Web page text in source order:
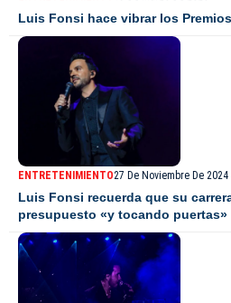
Luis Fonsi hace vibrar los
ENTRETENIMIENTO27 De Noviembre De 2024
Luis Fonsi recuerda que su
presupuesto «y tocando puertas»